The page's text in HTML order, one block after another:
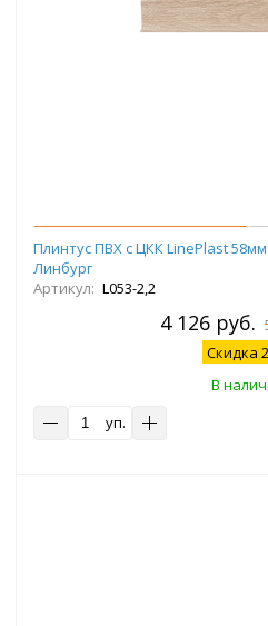
Плинтус ПВХ с ЦКК LinePlast
Линбург
Артикул: L053-2,2
4 126 руб.
Скидка
В
уп.